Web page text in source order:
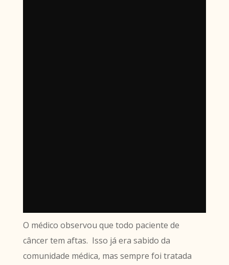
O médico observou que todo paciente de
câncer tem aftas. Isso já era sabido da
comunidade médica, mas sempre foi tratada